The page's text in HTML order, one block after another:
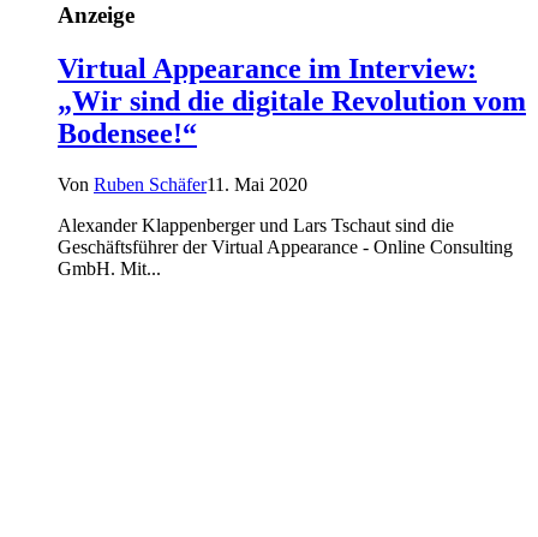
Anzeige
Virtual Appearance im Interview:
„Wir sind die digitale Revolution vom
Bodensee!“
Von Ruben Schäfer11. Mai 2020
Alexander Klappenberger und Lars Tschaut sind die
Geschäftsführer der Virtual Appearance - Online Consulting
GmbH. Mit...